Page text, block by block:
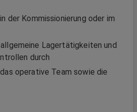
der Kommissionierung oder im
Lagertätigkeiten und
durch
operative Team sowie die